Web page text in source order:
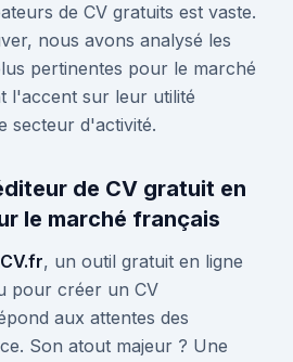
de CV gratuits est vaste.
nous avons analysé les
pertinentes pour le marché
l'accent sur leur utilité
secteur d'activité.
de CV gratuit en
le marché français
, un outil gratuit en ligne
pour créer un CV
aux attentes des
Son atout majeur ? Une